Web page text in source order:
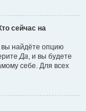
сейчас на
вы найдёте опцию
Да, и вы будете
себе. Для всех